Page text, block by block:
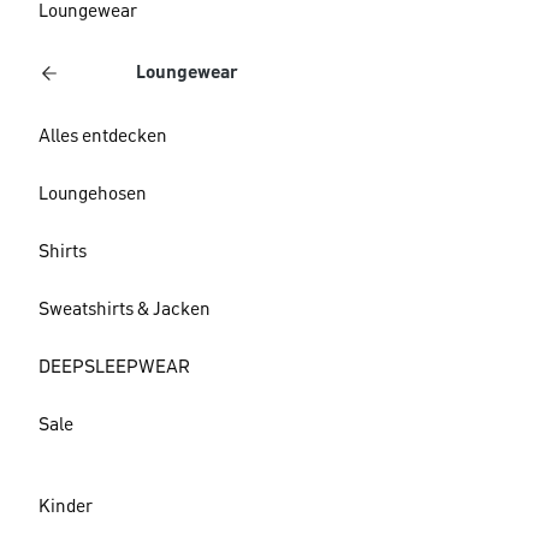
Loungewear
Loungewear
Alles entdecken
Loungehosen
Shirts
Sweatshirts & Jacken
DEEPSLEEPWEAR
Sale
Kinder